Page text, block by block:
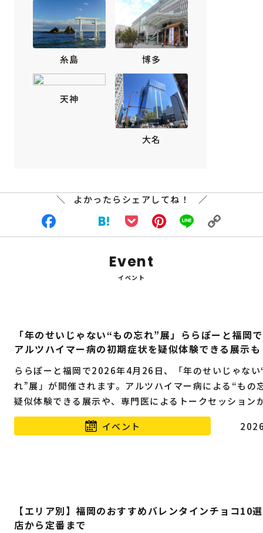
糸島 博多
天神
大名
よかったらシェアしてね！
Facebook
X HatenaPocketPinterest
Line Copy
Event
イベント
「年のせいじゃない“もの忘れ”展」ららぽーと福岡
アルツハイマー病の初期症状を疑似体験できる展示も
ららぽーと福岡で2026年4月26日、「年のせいじゃな
れ”展」が開催されます。アルツハイマー病による“もの
疑似体験できる展示や、専門医によるトークセッション
ます。
イベント
【エリア別】福岡のおすすめバレンタインチョコ10
店から定番まで